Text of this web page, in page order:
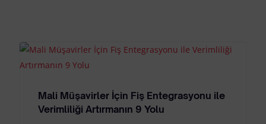
Mali Müşavirler İçin Fiş Entegrasyonu ile
Verimliliği Artırmanın 9 Yolu